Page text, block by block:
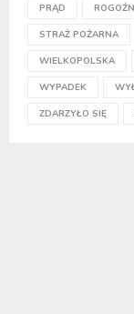
PRĄD
STRAŻ POŻARNA
WIELKOPOLSKA
WYPADEK
ZDARZYŁO SIĘ